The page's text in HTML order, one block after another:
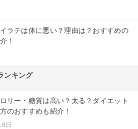
ラテは体に悪い？理由は？おすすめの
！
ンキング
リー・糖質は高い？太る？ダイエット
のおすすめも紹介！
日